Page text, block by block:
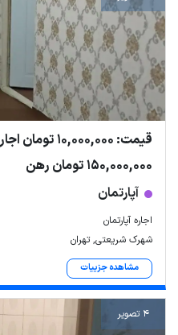
قیمت: 10,000,000 تومان اجاره
150,000,000 تومان رهن
آپارتمان
اجاره آپارتمان
شهرک شریعتی, تهران
مشاهده جزییات
4 تصویر